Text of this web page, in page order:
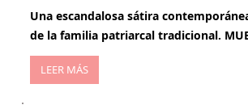
Una escandalosa sátira
de la familia patriarcal tradicional.
LEER MÁS